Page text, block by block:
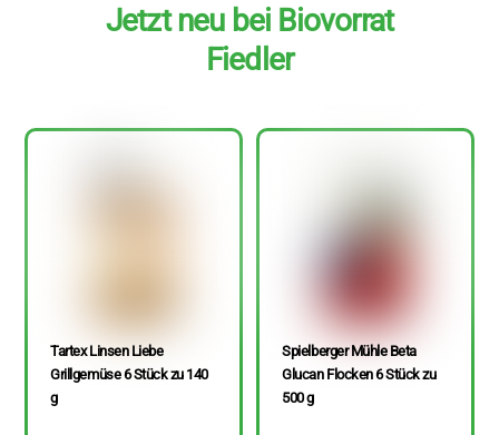
Jetzt neu bei Biovorrat
Fiedler
Tartex Linsen Liebe
Grillgemüse 6 Stück zu 140
g
Spielberger Mühle Beta
Glucan Flocken 6 Stück zu
500 g